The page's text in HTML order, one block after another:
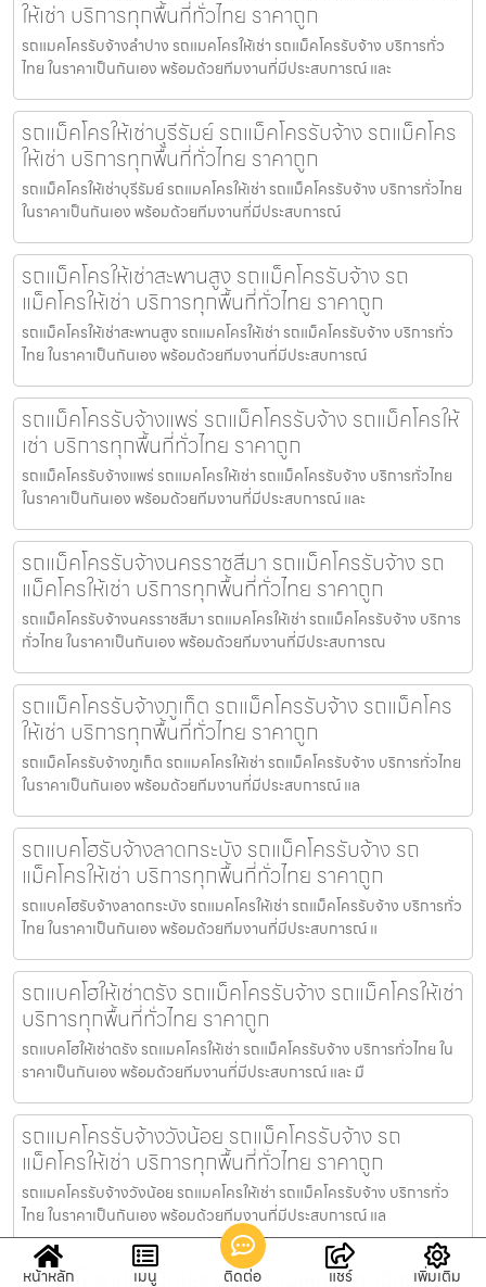
ให้เช่า บริการทุกพื้นที่ทั่วไทย ราคาถูก
รถแมคโครรับจ้างลำปาง รถแมคโครให้เช่า รถแม็คโครรับจ้าง บริการทั่ว
ไทย ในราคาเป็นกันเอง พร้อมด้วยทีมงานที่มีประสบการณ์ และ
รถแม็คโครให้เช่าบุรีรัมย์ รถแม็คโครรับจ้าง รถแม็คโคร
ให้เช่า บริการทุกพื้นที่ทั่วไทย ราคาถูก
รถแม็คโครให้เช่าบุรีรัมย์ รถแมคโครให้เช่า รถแม็คโครรับจ้าง บริการทั่วไทย
ในราคาเป็นกันเอง พร้อมด้วยทีมงานที่มีประสบการณ์
รถแม็คโครให้เช่าสะพานสูง รถแม็คโครรับจ้าง รถ
แม็คโครให้เช่า บริการทุกพื้นที่ทั่วไทย ราคาถูก
รถแม็คโครให้เช่าสะพานสูง รถแมคโครให้เช่า รถแม็คโครรับจ้าง บริการทั่ว
ไทย ในราคาเป็นกันเอง พร้อมด้วยทีมงานที่มีประสบการณ์
รถแม็คโครรับจ้างแพร่ รถแม็คโครรับจ้าง รถแม็คโครให้
เช่า บริการทุกพื้นที่ทั่วไทย ราคาถูก
รถแม็คโครรับจ้างแพร่ รถแมคโครให้เช่า รถแม็คโครรับจ้าง บริการทั่วไทย
ในราคาเป็นกันเอง พร้อมด้วยทีมงานที่มีประสบการณ์ และ
รถแม็คโครรับจ้างนครราชสีมา รถแม็คโครรับจ้าง รถ
แม็คโครให้เช่า บริการทุกพื้นที่ทั่วไทย ราคาถูก
รถแม็คโครรับจ้างนครราชสีมา รถแมคโครให้เช่า รถแม็คโครรับจ้าง บริการ
ทั่วไทย ในราคาเป็นกันเอง พร้อมด้วยทีมงานที่มีประสบการณ
รถแม็คโครรับจ้างภูเก็ต รถแม็คโครรับจ้าง รถแม็คโคร
ให้เช่า บริการทุกพื้นที่ทั่วไทย ราคาถูก
รถแม็คโครรับจ้างภูเก็ต รถแมคโครให้เช่า รถแม็คโครรับจ้าง บริการทั่วไทย
ในราคาเป็นกันเอง พร้อมด้วยทีมงานที่มีประสบการณ์ แล
รถแบคโฮรับจ้างลาดกระบัง รถแม็คโครรับจ้าง รถ
แม็คโครให้เช่า บริการทุกพื้นที่ทั่วไทย ราคาถูก
รถแบคโฮรับจ้างลาดกระบัง รถแมคโครให้เช่า รถแม็คโครรับจ้าง บริการทั่ว
ไทย ในราคาเป็นกันเอง พร้อมด้วยทีมงานที่มีประสบการณ์ แ
รถแบคโฮให้เช่าตรัง รถแม็คโครรับจ้าง รถแม็คโครให้เช่า
บริการทุกพื้นที่ทั่วไทย ราคาถูก
รถแบคโฮให้เช่าตรัง รถแมคโครให้เช่า รถแม็คโครรับจ้าง บริการทั่วไทย ใน
ราคาเป็นกันเอง พร้อมด้วยทีมงานที่มีประสบการณ์ และ มื
รถแมคโครรับจ้างวังน้อย รถแม็คโครรับจ้าง รถ
แม็คโครให้เช่า บริการทุกพื้นที่ทั่วไทย ราคาถูก
รถแมคโครรับจ้างวังน้อย รถแมคโครให้เช่า รถแม็คโครรับจ้าง บริการทั่ว
ไทย ในราคาเป็นกันเอง พร้อมด้วยทีมงานที่มีประสบการณ์ แล
รถแม็คโครให้เช่านิคมอุตสาหกรรมเหมราชตะวันออก
หน้าหลัก เมนู ติดต่อ แชร์ เพิ่มเติม